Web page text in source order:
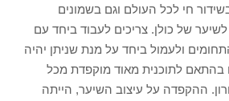
חי לכל העולם וגם בשמונים
של כולן. צריכים לעבוד ביחד עם
ולעמול ביחד על מנת שניתן יהיה
בהתאם לתוכנית מאוד מוקפדת מכל
ההקפדה על עיצוב השיער, הייתה